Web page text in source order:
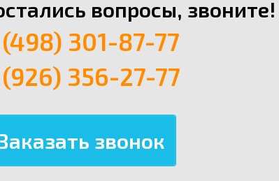
вопросы, звоните!
301-87-77
356-27-77